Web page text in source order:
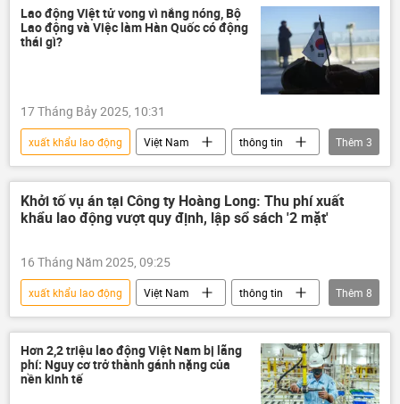
luật lao động
người lao động
năng suất lao động
Lao động Việt tử vong vì nắng nóng, Bộ
Lao động và Việc làm Hàn Quốc có động
thái gì?
17 Tháng Bảy 2025, 10:31
xuất khẩu lao động Việt Nam
thông tin
luật lao động
người lao động
Hàn Quốc
Thêm 3
Khởi tố vụ án tại Công ty Hoàng Long: Thu phí xuất
khẩu lao động vượt quy định, lập sổ sách '2 mặt'
16 Tháng Năm 2025, 09:25
xuất khẩu lao động Việt Nam
thông tin
tham ô
Сuộc chiến chống tham nhũng ở Việt Nam
tham nhũng vặt
Tham ô tài sản
Thêm 8
Hơn 2,2 triệu lao động Việt Nam bị lãng
phí: Nguy cơ trở thành gánh nặng của
nền kinh tế